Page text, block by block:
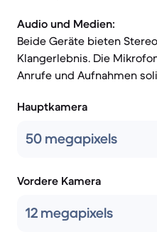
Audio und Medien:
Beide Geräte bieten
Klangerlebnis. Die
Anrufe und Aufnahmen
Hauptkamera
50 megapixels
Vordere Kamera
12 megapixels